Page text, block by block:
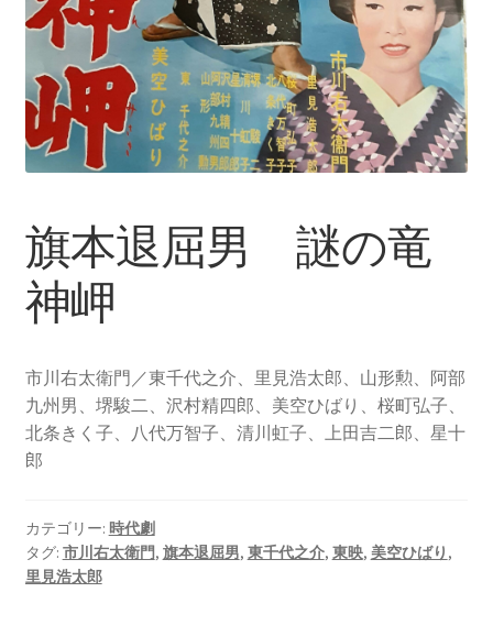
旗本退屈男 謎の竜
神岬
市川右太衛門／東千代之介、里見浩太郎、山形勲、阿部
九州男、堺駿二、沢村精四郎、美空ひばり、桜町弘子、
北条きく子、八代万智子、清川虹子、上田吉二郎、星十
郎
カテゴリー: 時代劇
タグ: 市川右太衛門, 旗本退屈男, 東千代之介, 東映, 美空ひばり ,
里見浩太郎